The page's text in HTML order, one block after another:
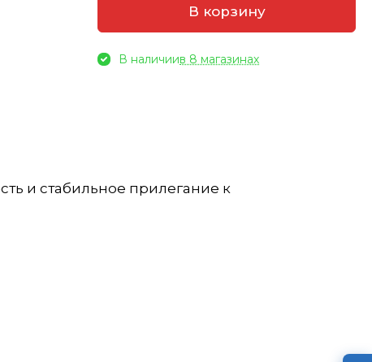
В корзину
В наличиив 8 магазинах
и стабильное прилегание к